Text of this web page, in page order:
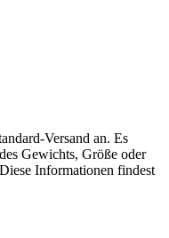
Versand an. Es
Gewichts, Größe oder
Informationen findest